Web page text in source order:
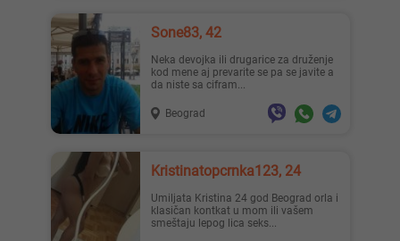
Sone83, 42
Neka devojka ili drugarice za druženje
kod mene aj prevarite se pa se javite a
da niste sa cifram...
Beograd
Kristinatopcrnka123, 24
Umiljata Kristina 24 god Beograd orla i
klasičan kontkat u mom ili vašem
smeštaju lepog lica seks...